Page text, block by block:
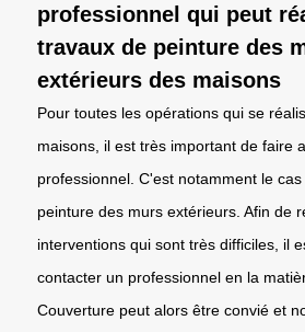
professionnel qui peut
travaux de peinture des
extérieurs des maisons
Pour toutes les opérations qui se
maisons, il est très important de faire
professionnel. C'est notamment le
peinture des murs extérieurs. Afin de
interventions qui sont très difficiles, il
contacter un professionnel en la
Couverture peut alors être convié et